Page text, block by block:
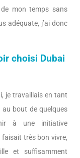
mon temps sans
adéquate, j’ai donc
choisi Dubai
je travaillais en tant
au bout de quelques
à une initiative
faisait très bon vivre,
et suffisamment